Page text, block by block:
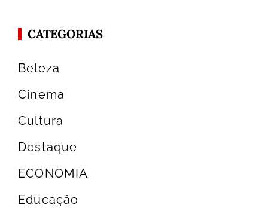
CATEGORIAS
Beleza
Cinema
Cultura
Destaque
ECONOMIA
Educação